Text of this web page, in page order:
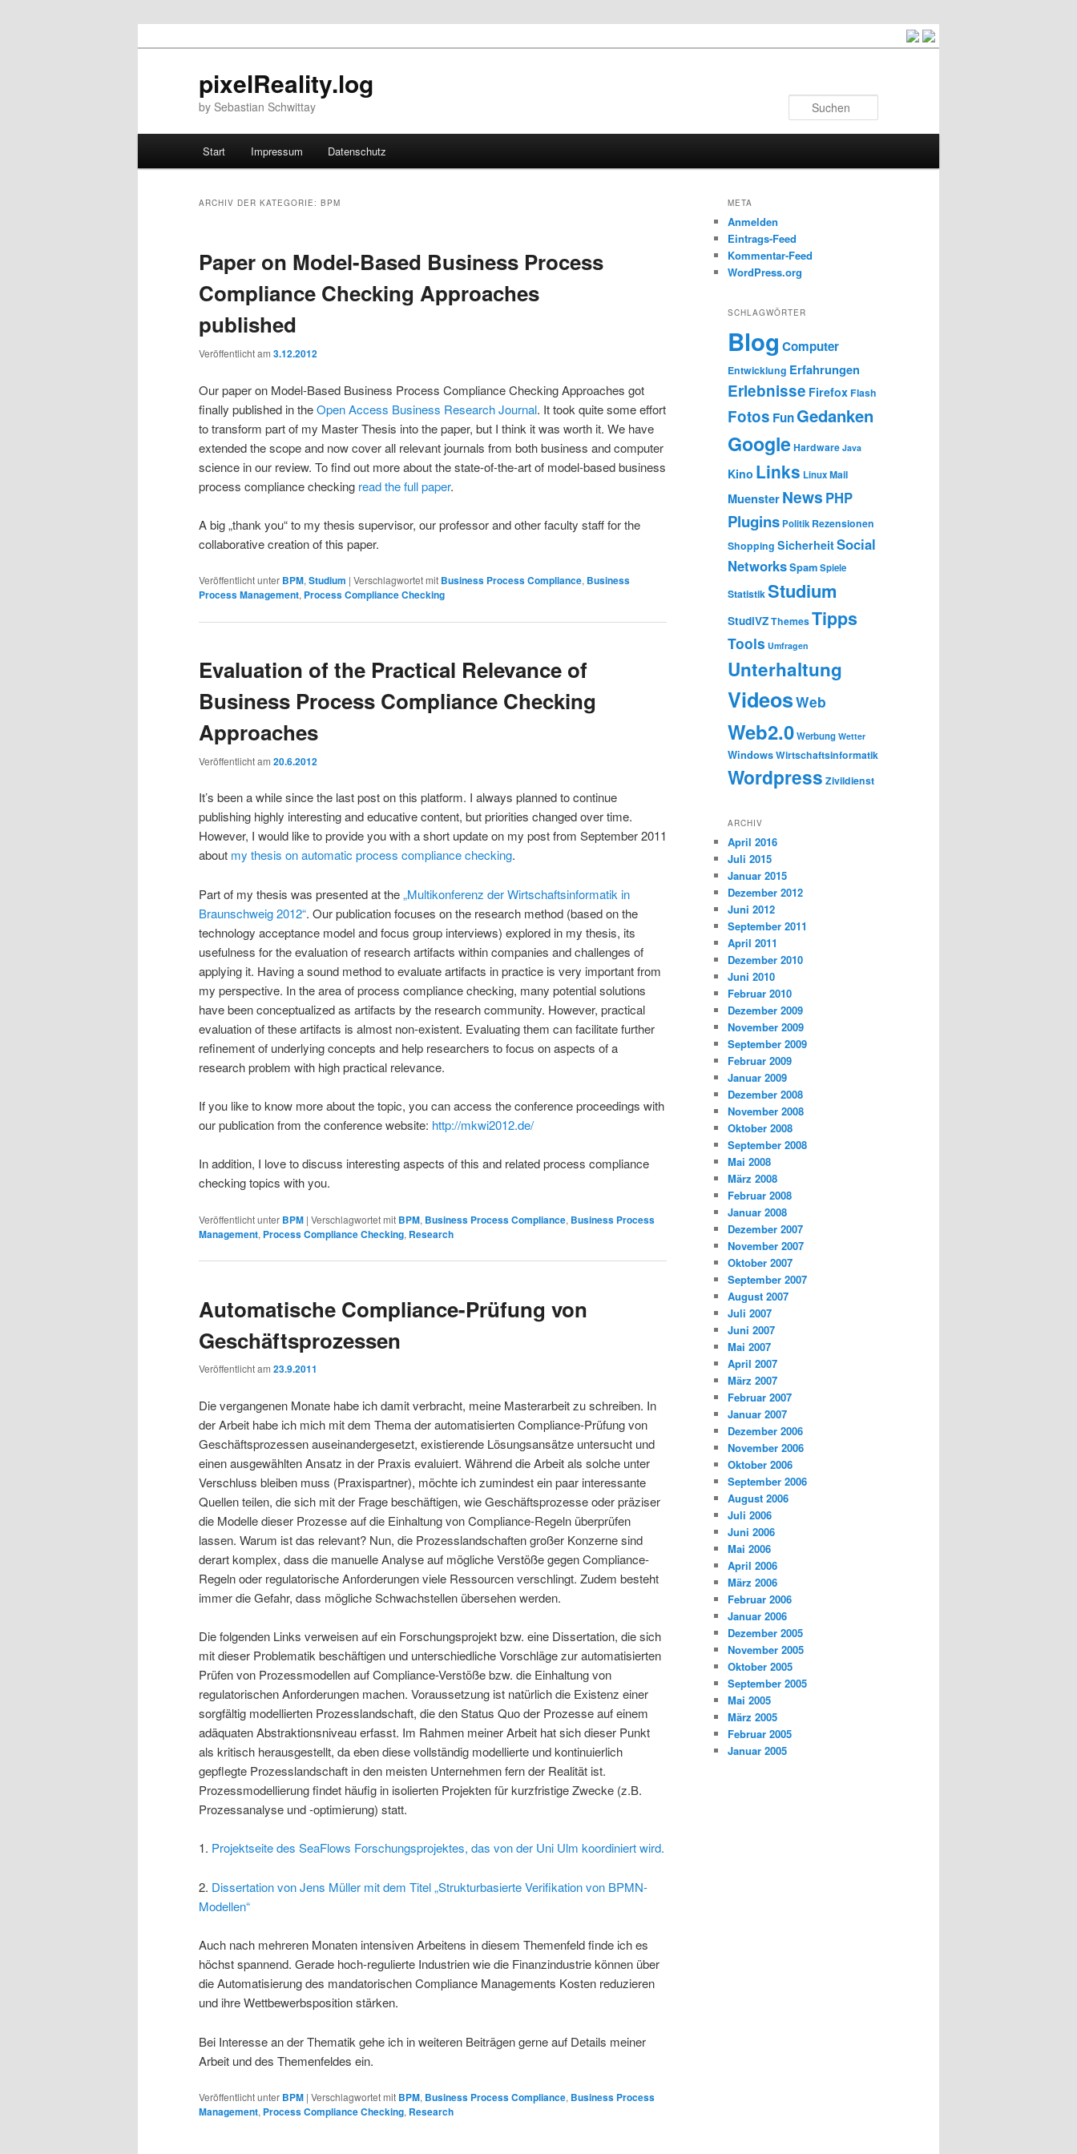
pixelReality.log
by Sebastian Schwittay
Zum Inhalt wechseln
Zum sekundären Inhalt wechseln
Start Impressum Datenschutz
ARCHIV DER KATEGORIE: BPM
Paper on Model-Based Business Process
Compliance Checking Approaches
published
Veröffentlicht am 3.12.2012
Our paper on Model-Based Business Process Compliance Checking Approaches got
finally published in theOpen Access Business Research Journal. It took quite some effort
to transform part of my Master Thesis into the paper, but I think it was worth it. We have
extended the scope and now cover all relevant journals from both business and computer
science in our review. To find out more about the state-of-the-art of model-based business
process compliance checking read the full paper.
A big „thank you“ to my thesis supervisor, our professor and other faculty staff for the
collaborative creation of this paper.
Veröffentlicht unter BPM, Studium | Verschlagwortet mit Business Process Compliance, Business
Process Management, Process Compliance Checking
Evaluation of the Practical Relevance of
Business Process Compliance Checking
Approaches
Veröffentlicht am 20.6.2012
It’s been a while since the last post on this platform. I always planned to continue
publishing highly interesting and educative content, but priorities changed over time.
However, I would like to provide you with a short update on my post from September 2011
about my thesis on automatic process compliance checking.
Part of my thesis was presented at the„Multikonferenz der Wirtschaftsinformatik in
Braunschweig 2012“. Our publication focuses on the research method (based on the
technology acceptance model and focus group interviews) explored in my thesis, its
usefulness for the evaluation of research artifacts within companies and challenges of
applying it. Having a sound method to evaluate artifacts in practice is very important from
my perspective. In the area of process compliance checking, many potential solutions
have been conceptualized as artifacts by the research community. However, practical
evaluation of these artifacts is almost non-existent. Evaluating them can facilitate further
refinement of underlying concepts and help researchers to focus on aspects of a
research problem with high practical relevance.
If you like to know more about the topic, you can access the conference proceedings with
our publication from the conference website: http://mkwi2012.de/
In addition, I love to discuss interesting aspects of this and related process compliance
checking topics with you.
Veröffentlicht unter BPM | Verschlagwortet mit BPM, Business Process Compliance, Business Process
Management, Process Compliance Checking, Research
Automatische Compliance-Prüfung von
Geschäftsprozessen
Veröffentlicht am 23.9.2011
Die vergangenen Monate habe ich damit verbracht, meine Masterarbeit zu schreiben. In
der Arbeit habe ich mich mit dem Thema der automatisierten Compliance-Prüfung von
Geschäftsprozessen auseinandergesetzt, existierende Lösungsansätze untersucht und
einen ausgewählten Ansatz in der Praxis evaluiert. Während die Arbeit als solche unter
Verschluss bleiben muss (Praxispartner), möchte ich zumindest ein paar interessante
Quellen teilen, die sich mit der Frage beschäftigen, wie Geschäftsprozesse oder präziser
die Modelle dieser Prozesse auf die Einhaltung von Compliance-Regeln überprüfen
lassen. Warum ist das relevant? Nun, die Prozesslandschaften großer Konzerne sind
derart komplex, dass die manuelle Analyse auf mögliche Verstöße gegen Compliance-
Regeln oder regulatorische Anforderungen viele Ressourcen verschlingt. Zudem besteht
immer die Gefahr, dass mögliche Schwachstellen übersehen werden.
Die folgenden Links verweisen auf ein Forschungsprojekt bzw. eine Dissertation, die sich
mit dieser Problematik beschäftigen und unterschiedliche Vorschläge zur automatisierten
Prüfen von Prozessmodellen auf Compliance-Verstöße bzw. die Einhaltung von
regulatorischen Anforderungen machen. Voraussetzung ist natürlich die Existenz einer
sorgfältig modellierten Prozesslandschaft, die den Status Quo der Prozesse auf einem
adäquaten Abstraktionsniveau erfasst. Im Rahmen meiner Arbeit hat sich dieser Punkt
als kritisch herausgestellt, da eben diese vollständig modellierte und kontinuierlich
gepflegte Prozesslandschaft in den meisten Unternehmen fern der Realität ist.
Prozessmodellierung findet häufig in isolierten Projekten für kurzfristige Zwecke (z.B.
Prozessanalyse und -optimierung) statt.
1. Projektseite des SeaFlows Forschungsprojektes, das von der Uni Ulm koordiniert wird.
2. Dissertation von Jens Müller mit dem Titel „Strukturbasierte Verifikation von BPMN-
Modellen“
Auch nach mehreren Monaten intensiven Arbeitens in diesem Themenfeld finde ich es
höchst spannend. Gerade hoch-regulierte Industrien wie die Finanzindustrie können über
die Automatisierung des mandatorischen Compliance Managements Kosten reduzieren
und ihre Wettbewerbsposition stärken.
Bei Interesse an der Thematik gehe ich in weiteren Beiträgen gerne auf Details meiner
Arbeit und des Themenfeldes ein.
Veröffentlicht unter BPM | Verschlagwortet mit BPM, Business Process Compliance, Business Process
Management, Process Compliance Checking, Research
META
Anmelden
Eintrags-Feed
Kommentar-Feed
WordPress.org
SCHLAGWÖRTER
Blog Computer
Entwicklung Erfahrungen
Erlebnisse Firefox Flash
Fotos FunGedanken
GoogleHardware Java
Kino Links LinuxMail
MuensterNews PHP
PluginsPolitik Rezensionen
Shopping SicherheitSocial
NetworksSpamSpiele
StatistikStudium
StudiVZThemesTipps
Tools Umfragen
Unterhaltung
VideosWeb
Web2.0Werbung Wetter
WindowsWirtschaftsinformatik
Wordpress Zivildienst
ARCHIV
April 2016
Juli 2015
Januar 2015
Dezember 2012
Juni 2012
September 2011
April 2011
Dezember 2010
Juni 2010
Februar 2010
Dezember 2009
November 2009
September 2009
Februar 2009
Januar 2009
Dezember 2008
November 2008
Oktober 2008
September 2008
Mai 2008
März 2008
Februar 2008
Januar 2008
Dezember 2007
November 2007
Oktober 2007
September 2007
August 2007
Juli 2007
Juni 2007
Mai 2007
April 2007
März 2007
Februar 2007
Januar 2007
Dezember 2006
November 2006
Oktober 2006
September 2006
August 2006
Juli 2006
Juni 2006
Mai 2006
April 2006
März 2006
Februar 2006
Januar 2006
Dezember 2005
November 2005
Oktober 2005
September 2005
Mai 2005
März 2005
Februar 2005
Januar 2005